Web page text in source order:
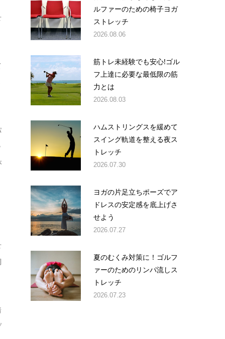
ルファーのための椅子ヨガ
ストレッチ
2026.08.06
筋トレ未経験でも安心!ゴル
フ上達に必要な最低限の筋
力とは
2026.08.03
ハムストリングスを緩めて
スイング軌道を整える夜ス
トレッチ
2026.07.30
ヨガの片足立ちポーズでア
ドレスの安定感を底上げさ
せよう
2026.07.27
夏のむくみ対策に！ゴルフ
ァーのためのリンパ流しス
トレッチ
2026.07.23